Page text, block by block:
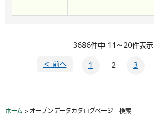
3686件中 11～20件表示
＜ 前へ 1 2 3
ホーム > オープンデータカタログページ 検索